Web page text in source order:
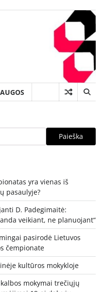
Paieška
yra vienas iš
pasaulyje?
D. Padegimaitė:
veikiant, ne planuojant“
pasirodė Lietuvos
čempionate
kultūros mokykloje
mokymai trečiųjų